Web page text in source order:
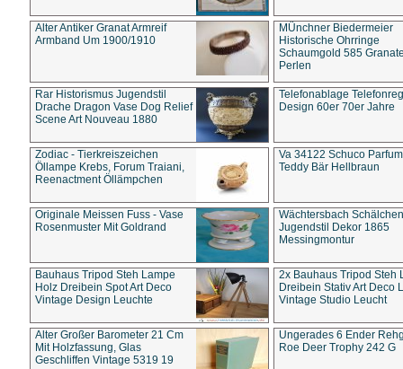
Alter Antiker Granat Armreif
Armband Um 1900/1910
MÜnchner Biedermeier
Historische Ohrringe
Schaumgold 585
Perlen
Rar Historismus Jugendstil
Drache Dragon Vase Dog Relief
Scene Art Nouveau 1880
Telefonablage
Design 60er 70er Jahre
Zodiac - Tierkreiszeichen
Öllampe Krebs, Forum Traiani,
Reenactment Öllämpchen
Va 34122 Schuco
Teddy Bär Hellbraun
Originale Meissen Fuss - Vase
Rosenmuster Mit Goldrand
Wächtersbach Schälchen
Jugendstil Dekor 1865
Messingmontur
Bauhaus Tripod Steh Lampe
Holz Dreibein Spot Art Deco
Vintage Design Leuchte
2x Bauhaus Tripod Steh
Dreibein Stativ Art Deco
Vintage Studio Leucht
Alter Großer Barometer 21 Cm
Mit Holzfassung, Glas
Geschliffen Vintage 5319 19
Ungerades 6 Ender
Roe Deer Trophy 242 G